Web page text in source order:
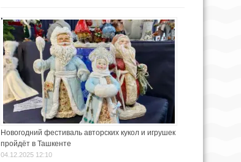
Новогодний фестиваль авторских кукол и игрушек
пройдёт в Ташкенте
04.12.2025 12:10